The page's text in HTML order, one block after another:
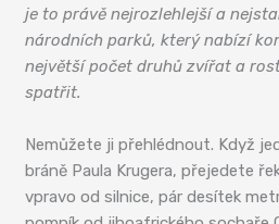
je to právě nejrozlehlejší a
národních parků, který nabízí
největší počet druhů zvířat a
spatřit.
Nemůžete ji přehlédnout. Když
bráně Paula Krugera, přejedete
vpravo od silnice, pár desítek